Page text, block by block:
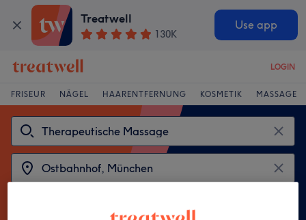
Treatwell
130K
Use app
LOGIN
FRISEUR NÄGEL HAARENTFERNUNG KOSMETIK MASSAGE